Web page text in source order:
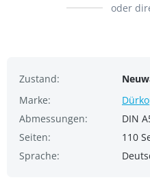
oder
Zustand:
Marke:
Abmessungen:
DIN
Seiten:
110
Sprache: